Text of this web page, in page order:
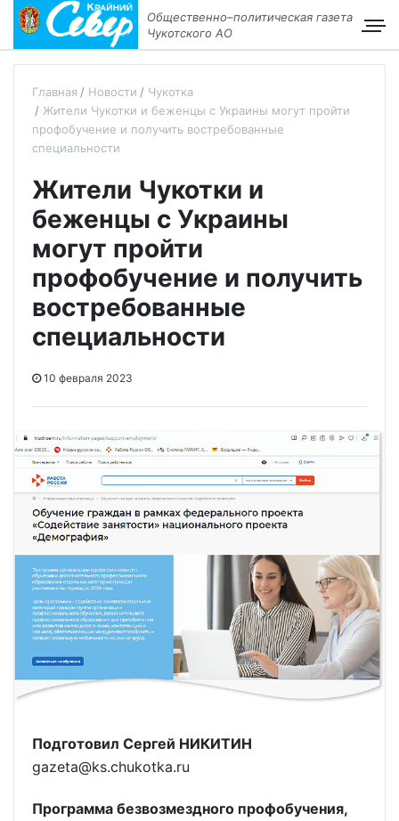
Общественно–политическая газета
Чукотского АО
Главная Новости
Чукотка
Жители Чукотки и беженцы с Украины могут пройти
профобучение и получить востребованные
специальности
Жители Чукотки и
беженцы с Украины
могут пройти
профобучение и получить
востребованные
специальности
10 февраля 2023
Подготовил Сергей НИКИТИН
gazeta@ks.chukotka.ru
Программа безвозмездного профобучения,